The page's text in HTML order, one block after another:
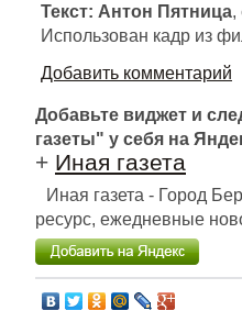
Текст: Антон Пятница,
Использован кадр из
Добавить комментарий
Добавьте виджет и
газеты" у себя на
+ Иная газета
Иная газета - Город
ресурс, ежедневные